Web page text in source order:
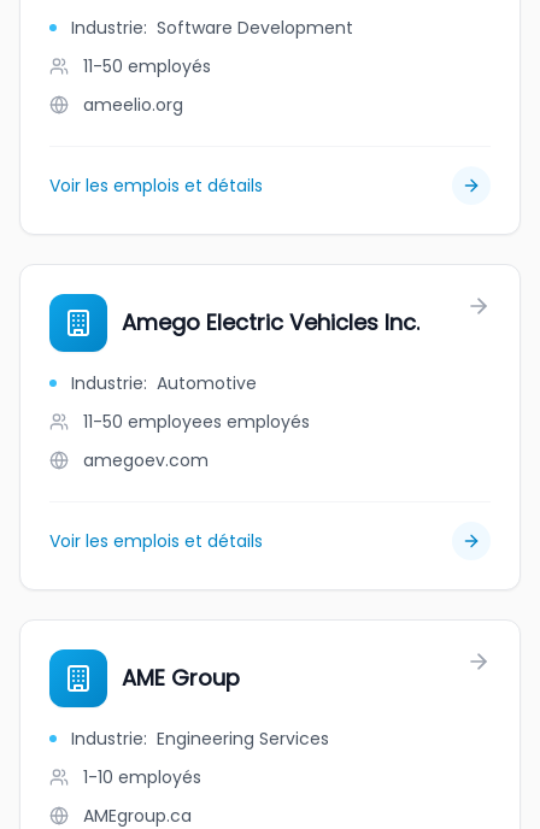
Industrie: Software Development
11-50 employés
ameelio.org
Voir les emplois et détails
Amego Electric Vehicles Inc.
Industrie: Automotive
11-50 employees employés
amegoev.com
Voir les emplois et détails
AME Group
Industrie: Engineering Services
1-10 employés
AMEgroup.ca